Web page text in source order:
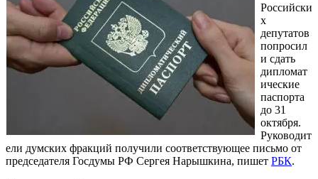
Российски
х
депутатов
попросил
и сдать
дипломат
ические
паспорта
до 31
октября.
Руководит
ели думских фракций получили соответствующее письмо от
председателя Госдумы РФ Сергея Нарышкина, пишет РБК.